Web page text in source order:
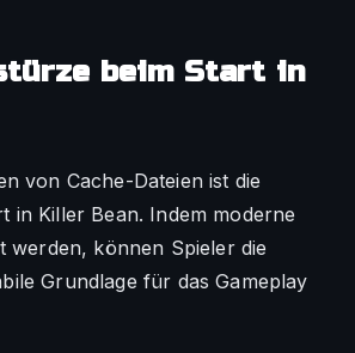
beim Start in
von Cache-Dateien ist die
in Killer Bean. Indem moderne
werden, können Spieler die
Grundlage für das Gameplay